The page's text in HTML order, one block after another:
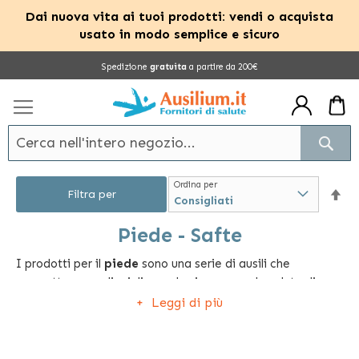
Dai nuova vita ai tuoi prodotti: vendi o acquista
usato in modo semplice e sicuro
Spedizione gratuita a partire da 200€
Piede - Safte
I prodotti per il piede sono una serie di ausili che
permetteranno di migliorare la sicurezza e la salute di
questa importante parte del proprio corpo.
Leggi di più
Ordina per
Filtra per